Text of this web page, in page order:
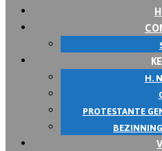
H.
PROTESTANTE